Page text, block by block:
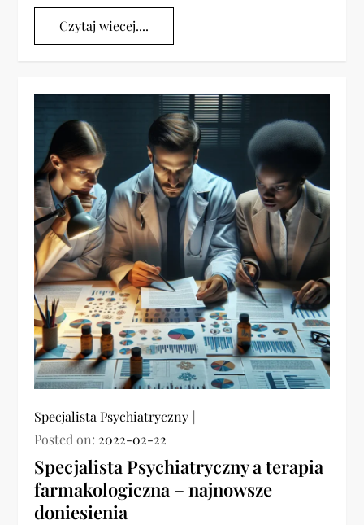
Czytaj wiecej....
Specjalista Psychiatryczny
Posted on: 2022-02-22
Specjalista Psychiatryczny a terapia
farmakologiczna – najnowsze
doniesienia